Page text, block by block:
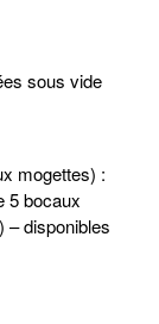
sous vide
mogettes) :
5 bocaux
– disponibles